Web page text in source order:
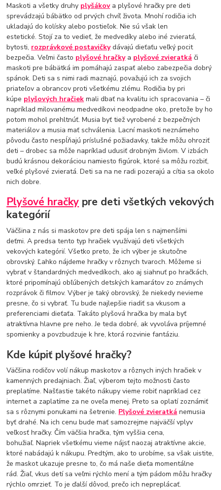
Maskoti a všetky druhy plyšákova plyšové hračky pre deti
sprevádzajú bábätko od prvých chvíľ života. Mnohí rodičia ich
ukladajú do kolísky alebo postieľok. Nie sú však len
estetické. Stojí za to vedieť, že medvedíky alebo iné zvieratá,
bytosti, rozprávkové postavičkydávajú dieťaťu veľký pocit
bezpečia. Veľmi často plyšové hračkya plyšové zvieratká či
maskoti pre bábätká im pomáhajú zaspať alebo zabezpečia dobrý
spánok. Deti sa s nimi radi maznajú, považujú ich za svojich
priateľov a obrancov proti všetkému zlému. Rodičia by pri
kúpe plyšových hračiek mali dbať na kvalitu ich spracovania – či
napríklad milovanému medvedíkovi neodpadne oko, pretože by ho
potom mohol prehltnúť. Musia byť tiež vyrobené z bezpečných
materiálov a musia mať schválenia. Lacní maskoti neznámeho
pôvodu často nespĺňajú príslušné požiadavky, takže môžu ohroziť
deti – drobec sa môže napríklad udusiť drobným živlom. V izbách
budú krásnou dekoráciou namiesto figúrok, ktoré sa môžu rozbiť,
veľké plyšové zvieratá. Deti sa na ne radi pozerajú a cítia sa okolo
nich dobre.
Plyšové hračky pre deti všetkých vekových
kategórií
Väčšina z nás si maskotov pre deti spája len s najmenšími
deťmi. A predsa tento typ hračiek využívajú deti všetkých
vekových kategórií. Všetko preto, že ich výber je skutočne
obrovský. Ľahko nájdeme hračky v rôznych tvaroch. Môžeme si
vybrať v štandardných medvedíkoch, ako aj siahnuť po hračkách,
ktoré pripomínajú obľúbených detských kamarátov zo známych
rozprávok či filmov. Výber je taký obrovský, že niekedy nevieme
presne, čo si vybrať. Tu bude najlepšie riadiť sa vkusom a
preferenciami dieťaťa. Takáto plyšová hračka by mala byť
atraktívna hlavne pre neho. Je teda dobré, ak vyvoláva príjemné
spomienky a povzbudzuje k hre, ktorá rozvinie fantáziu.
Kde kúpiť plyšové hračky?
Väčšina rodičov volí nákup maskotov a rôznych iných hračiek v
kamenných predajniach. Žiaľ, výberom tejto možnosti často
preplatíme. Našťastie takéto nákupy vieme robiť napríklad cez
internet a zaplatíme za ne oveľa menej. Preto sa oplatí zoznámiť
sa s rôznymi ponukami na šetrenie. Plyšové zvieratká nemusia
byť drahé. Na ich cenu bude mať samozrejme najväčší vplyv
veľkosť hračky. Čím väčšia hračka, tým vyššia cena,
bohužiaľ. Napriek všetkému vieme nájsť naozaj atraktívne akcie,
ktoré nabádajú k nákupu. Predtým, ako to urobíme, sa však uistite,
že maskot ukazuje presne to, čo má naše dieťa momentálne
rád. Žiaľ, vkus detí sa veľmi rýchlo mení a tým pádom môžu hračky
rýchlo omrzieť. To je ďalší dôvod, prečo ich nepreplácať.